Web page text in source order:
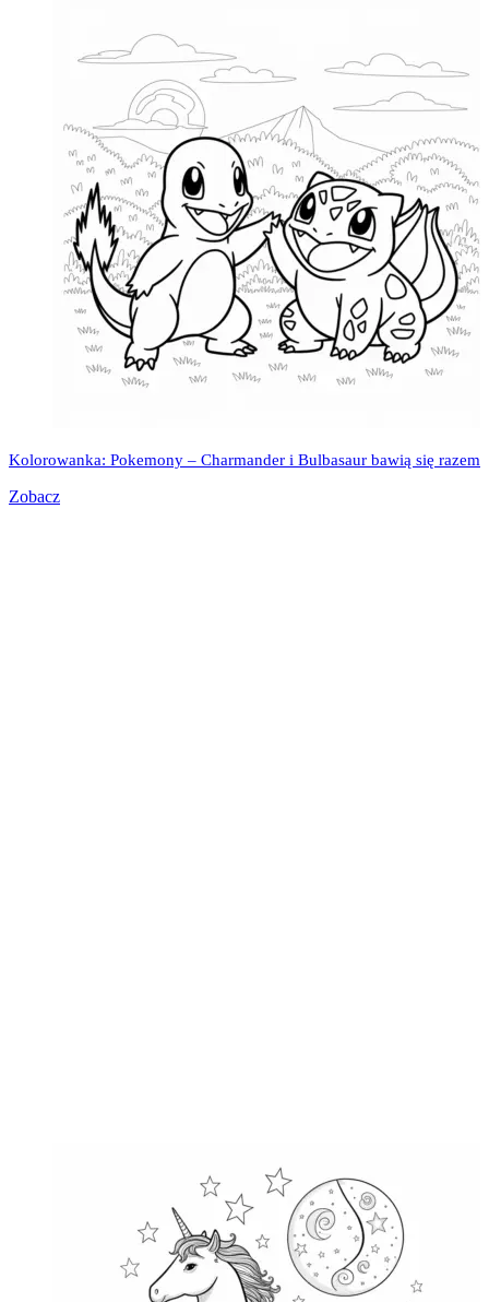
Kolorowanka: Pokemony – Charmander i Bulbasaur bawią się razem
Zobacz